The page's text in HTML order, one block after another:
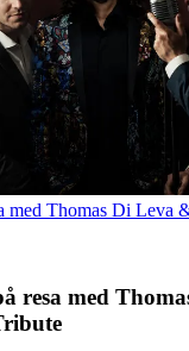
med Thomas Di Leva
resa med